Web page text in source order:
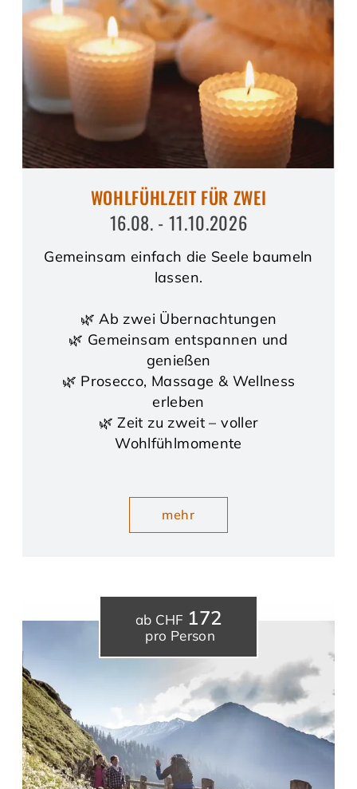
WOHLFÜHLZEIT FÜR ZWEI
16.08. - 11.10.2026
Gemeinsam einfach die Seele baumeln
lassen.
🌿 Ab zwei Übernachtungen
🌿 Gemeinsam entspannen und
genießen
🌿 Prosecco, Massage & Wellness
erleben
🌿 Zeit zu zweit – voller
Wohlfühlmomente
mehr
ab CHF 172
pro Person